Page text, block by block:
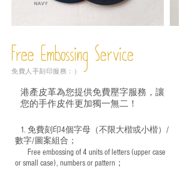
Free Embossing Service
免費人手刻印服務：）
港產皮革為您提供免費壓字服務，讓
您的手作皮件更加獨一無二！
1. 免費刻印4個字母（不限大楷或小楷）/
數字/圖案組合；
Free embossing of 4 units of letters (upper case
or small case), numbers or pattern；